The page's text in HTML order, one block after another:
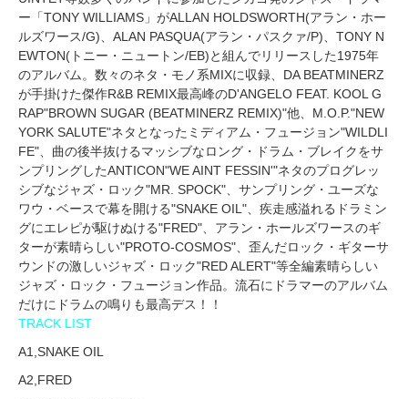
ー「TONY WILLIAMS」がALLAN HOLDSWORTH(アラン・ホー
ルズワース/G)、ALAN PASQUA(アラン・パスクァ/P)、TONY N
EWTON(トニー・ニュートン/EB)と組んでリリースした1975年
のアルバム。数々のネタ・モノ系MIXに収録、DA BEATMINERZ
が手掛けた傑作R&B REMIX最高峰のD'ANGELO FEAT. KOOL G
RAP"BROWN SUGAR (BEATMINERZ REMIX)"他、M.O.P."NEW
YORK SALUTE"ネタとなったミディアム・フュージョン"WILDLI
FE"、曲の後半抜けるマッシブなロング・ドラム・ブレイクをサ
ンプリングしたANTICON"WE AINT FESSIN'"ネタのプログレッ
シブなジャズ・ロック"MR. SPOCK"、サンプリング・ユーズな
ワウ・ベースで幕を開ける"SNAKE OIL"、疾走感溢れるドラミン
グにエレピが駆けぬける"FRED"、アラン・ホールズワースのギ
ターが素晴らしい"PROTO-COSMOS"、歪んだロック・ギターサ
ウンドの激しいジャズ・ロック"RED ALERT"等全編素晴らしい
ジャズ・ロック・フュージョン作品。流石にドラマーのアルバム
だけにドラムの鳴りも最高デス！！
TRACK LIST
A1,SNAKE OIL
A2,FRED